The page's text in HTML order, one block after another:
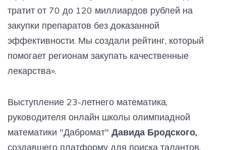
тратит от 70 до 120 миллиардов рублей на
закупки препаратов без доказанной
эффективности. Мы создали рейтинг, который
помогает регионам закупать качественные
лекарства».
Выступление 23-летнего математика,
руководителя онлайн школы олимпиадной
математики "Дабромат" Давида Бродского,
создавшего платформу для поиска талантов,